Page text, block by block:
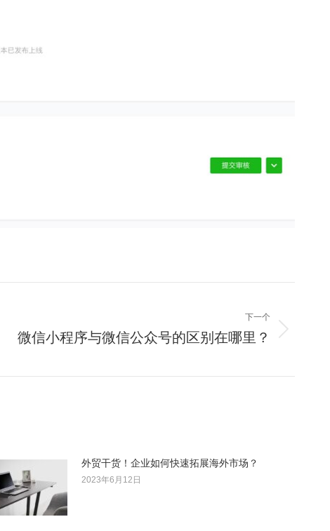
下一个
微信小程序与微信公众号的区别在哪里？
外贸干货！企业如何快速拓展海外市场？
2023年6月12日